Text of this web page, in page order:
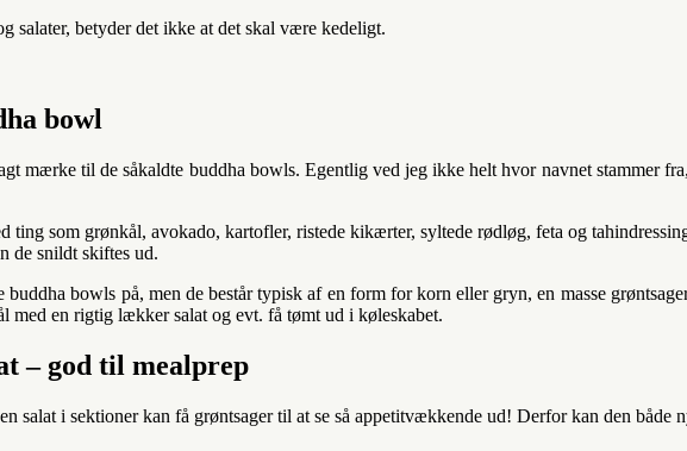
salater, betyder det ikke at det skal være kedeligt.
bowl
mærke til de såkaldte buddha bowls. Egentlig ved jeg ikke helt hvor navnet stammer
som grønkål, avokado, kartofler, ristede kikærter, syltede rødløg, feta og
de snildt skiftes ud.
bowls på, men de består typisk af en form for korn eller gryn, en masse
med en rigtig lækker salat og evt. få tømt ud i køleskabet.
– god til mealprep
salat i sektioner kan få grøntsager til at se så appetitvækkende ud! Derfor kan den